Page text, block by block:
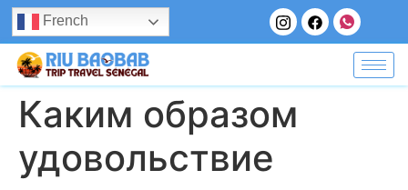
French
Каким образом
удовольствие